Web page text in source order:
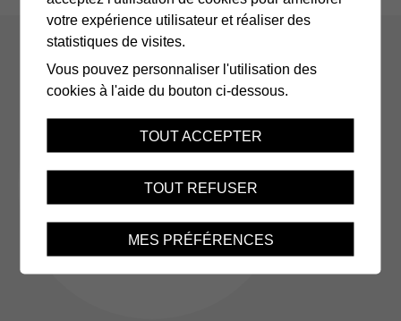
Découvrez notre rapport
annuel 2025
Toutes les actus
votre expérience utilisateur et réaliser des
statistiques de visites.
Vous pouvez personnaliser l'utilisation des
cookies à l'aide du bouton ci-dessous.
TOUT ACCEPTER
TOUT REFUSER
MES PRÉFÉRENCES